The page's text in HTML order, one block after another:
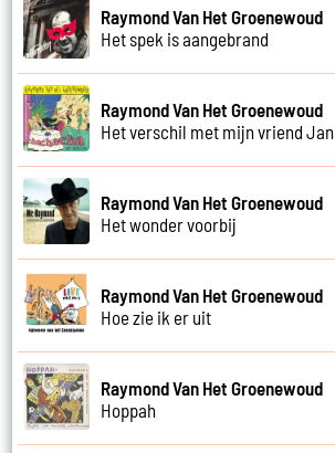
Raymond Van Het Groenewoud
Het spek is aangebrand
Raymond Van Het Groenewoud
Het verschil met mijn vriend Jan
Raymond Van Het Groenewoud
Het wonder voorbij
Raymond Van Het Groenewoud
Hoe zie ik er uit
Raymond Van Het Groenewoud
Hoppah